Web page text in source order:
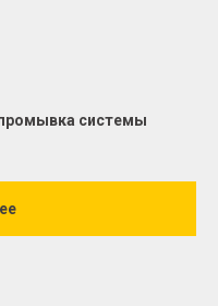
системы